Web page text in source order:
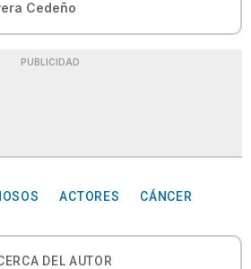
Cedeño
PUBLICIDAD
ACTORES
CÁNCER
DEL AUTOR